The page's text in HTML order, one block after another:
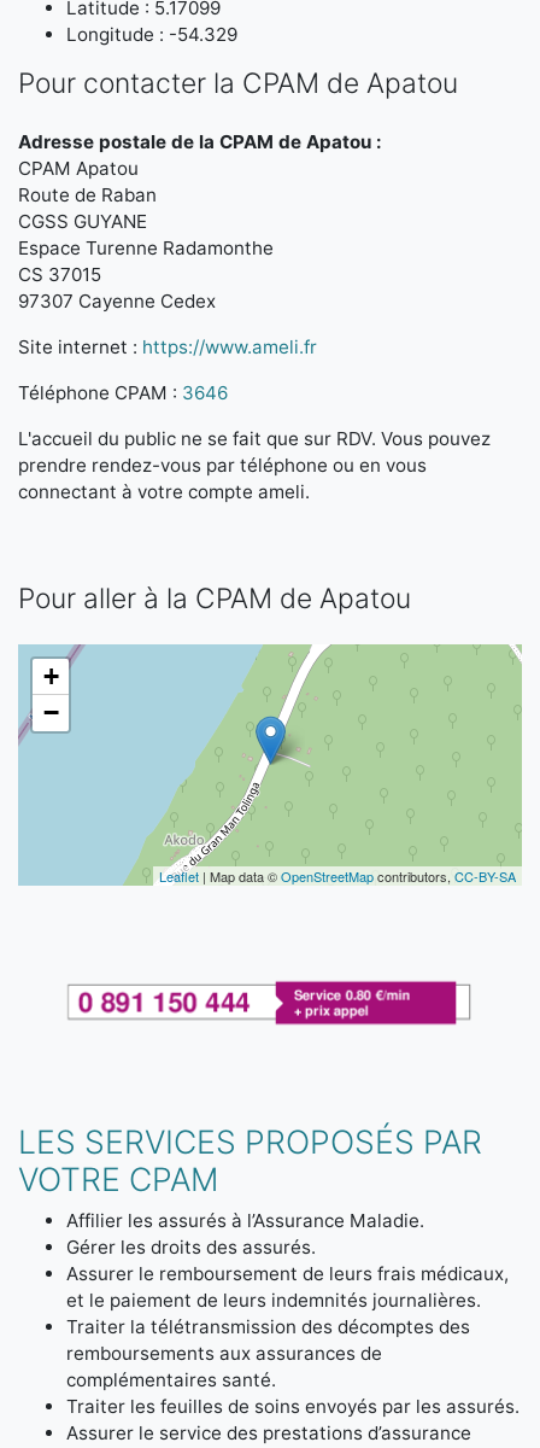
Latitude : 5.17099
Longitude : -54.329
Pour contacter la CPAM de Apatou
Adresse postale de la CPAM de Apatou :
CPAM Apatou
Route de Raban
CGSS GUYANE
Espace Turenne Radamonthe
CS 37015
97307 Cayenne Cedex
Site internet : https://www.ameli.fr
Téléphone CPAM : 3646
L'accueil du public ne se fait que sur RDV. Vous pouvez
prendre rendez-vous par téléphone ou en vous
connectant à votre compte ameli.
Pour aller à la CPAM de Apatou
+
−
Leaflet | Map data ©OpenStreetMapcontributors, CC-BY-SA
LES SERVICES PROPOSÉS PAR
VOTRE CPAM
Affilier les assurés à l’Assurance Maladie.
Gérer les droits des assurés.
Assurer le remboursement de leurs frais médicaux,
et le paiement de leurs indemnités journalières.
Traiter la télétransmission des décomptes des
remboursements aux assurances de
complémentaires santé.
Traiter les feuilles de soins envoyés par les assurés.
Assurer le service des prestations d’assurance